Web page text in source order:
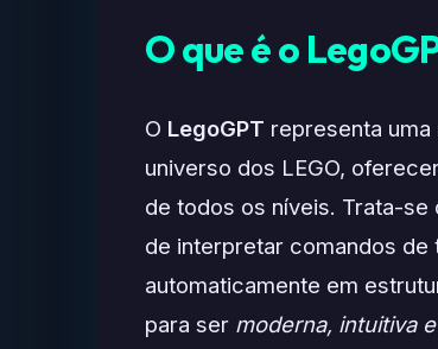
O que é o
O LegoGPT representa
universo dos LEGO,
de todos os níveis. Trata-se
de interpretar comandos de
automaticamente em
para ser moderna, intuitiva